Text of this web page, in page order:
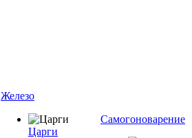
Железо
Царги
Самогоноварение